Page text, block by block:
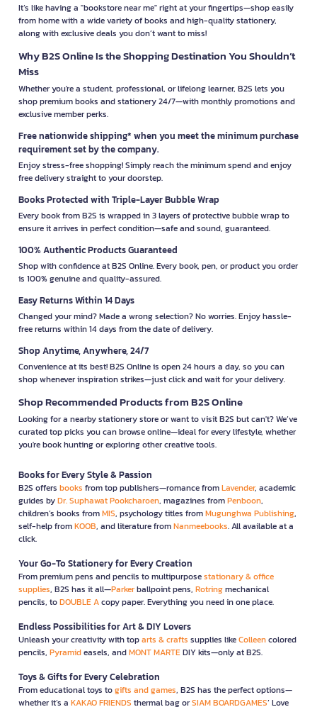
It’s like having a "bookstore near me" right at your fingertips—shop easily
from home with a wide variety of books and high-quality stationery,
along with exclusive deals you don’t want to miss!
Why B2S Online Is the Shopping Destination You Shouldn’t
Miss
Whether you're a student, professional, or lifelong learner, B2S lets you
shop premium books and stationery 24/7—with monthly promotions and
exclusive member perks.
Free nationwide shipping* when you meet the minimum purchase
requirement set by the company.
Enjoy stress-free shopping! Simply reach the minimum spend and enjoy
free delivery straight to your doorstep.
Books Protected with Triple-Layer Bubble Wrap
Every book from B2S is wrapped in 3 layers of protective bubble wrap to
ensure it arrives in perfect condition—safe and sound, guaranteed.
100% Authentic Products Guaranteed
Shop with confidence at B2S Online. Every book, pen, or product you order
is 100% genuine and quality-assured.
Easy Returns Within 14 Days
Changed your mind? Made a wrong selection? No worries. Enjoy hassle-
free returns within 14 days from the date of delivery.
Shop Anytime, Anywhere, 24/7
Convenience at its best! B2S Online is open 24 hours a day, so you can
shop whenever inspiration strikes—just click and wait for your delivery.
Shop Recommended Products from B2S Online
Looking for a nearby stationery store or want to visit B2S but can't? We’ve
curated top picks you can browse online—ideal for every lifestyle, whether
you're book hunting or exploring other creative tools.
Books for Every Style & Passion
B2S offers books from top publishers—romance fromLavender, academic
guides byDr. Suphawat Pookcharoen, magazines fromPenboon,
children’s books fromMIS, psychology titles fromMugunghwa Publishing,
self-help fromKOOB, and literature fromNanmeebooks. All available at a
click.
Your Go-To Stationery for Every Creation
From premium pens and pencils to multipurposestationary & office
supplies, B2S has it all—Parkerballpoint pens, Rotringmechanical
pencils, toDOUBLE Acopy paper. Everything you need in one place.
Endless Possibilities for Art & DIY Lovers
Unleash your creativity with toparts & crafts supplies likeColleencolored
pencils, Pyramideasels, andMONT MARTEDIY kits—only at B2S.
Toys & Gifts for Every Celebration
From educational toys togifts and games, B2S has the perfect options—
whether it’s a KAKAO FRIENDS thermal bag orSIAM BOARDGAMES’ Love